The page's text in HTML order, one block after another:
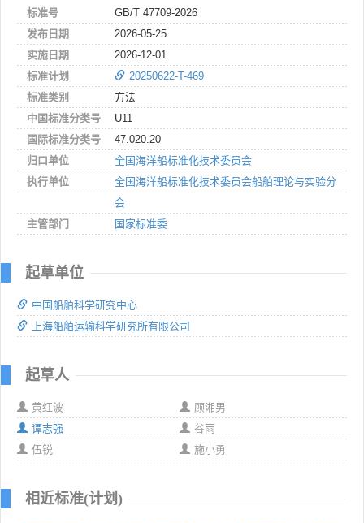
标准号
GB/T 47709-2026
发布日期
2026-05-25
实施日期
2026-12-01
标准计划
20250622-T-469
标准类别
方法
中国标准分类号
U11
国际标准分类号
47.020.20
归口单位
全国海洋船标准化技术委员会
执行单位
全国海洋船标准化技术委员会船舶理论与实验分
会
主管部门
国家标准委
起草单位
中国船舶科学研究中心
上海船舶运输科学研究所有限公司
起草人
黄红波
顾湘男
谭志强
谷雨
伍锐
施小勇
相近标准(计划)